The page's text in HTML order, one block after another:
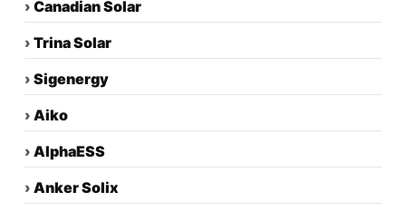
› Canadian Solar
› Trina Solar
› Sigenergy
› Aiko
› AlphaESS
› Anker Solix